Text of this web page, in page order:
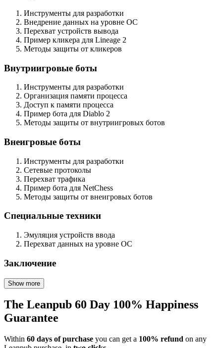
Инструменты для разработки
Внедрение данных на уровне ОС
Перехват устройств вывода
Пример кликера для Lineage 2
Методы защиты от кликеров
Внутриигровые боты
Инструменты для разработки
Организация памяти процесса
Доступ к памяти процесса
Пример бота для Diablo 2
Методы защиты от внутриигровых ботов
Внеигровые боты
Инструменты для разработки
Сетевые протоколы
Перехват трафика
Пример бота для NetChess
Методы защиты от внеигровых ботов
Специальные техники
Эмуляция устройств ввода
Перехват данных на уровне ОС
Заключение
Show more
The Leanpub 60 Day 100% Happiness
Guarantee
Within 60 days of purchase you can get a 100% refund on any